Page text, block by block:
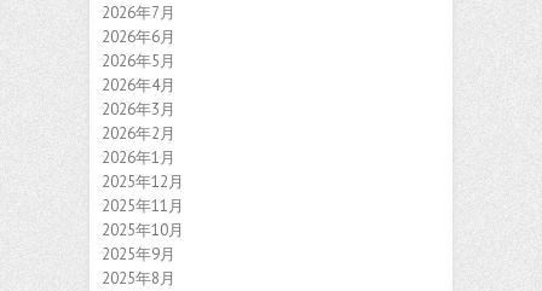
2026年7月
2026年6月
2026年5月
2026年4月
2026年3月
2026年2月
2026年1月
2025年12月
2025年11月
2025年10月
2025年9月
2025年8月